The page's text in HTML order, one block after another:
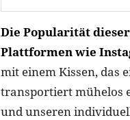
Die Popularität
Plattformen wie
mit einem Kissen, das
transportiert mühelos
und unseren